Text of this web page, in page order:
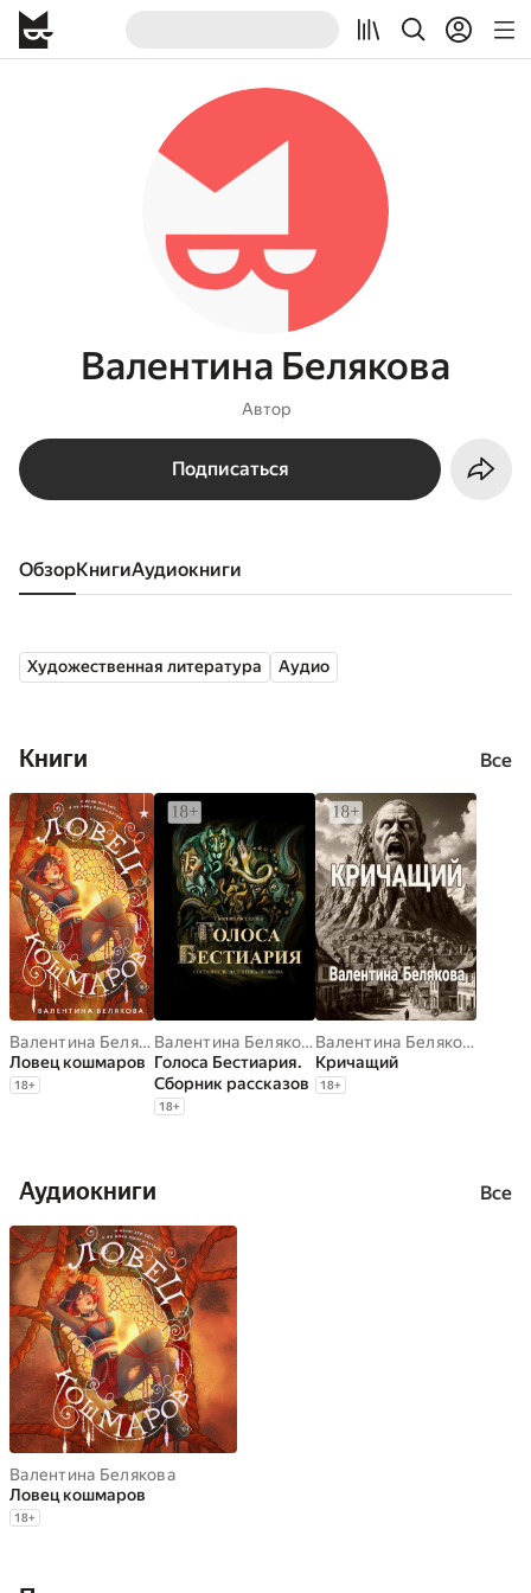
Валентина Белякова
Автор
Подписаться
Обзор книги аудиокниги
Художественная литература Аудио
Книги Все
Валентина Белякова
Ловец кошмаров
18+
Валентина Белякова ,Сергей Филиппов,
Голоса Бестиария.
Сборник рассказов
18+
Валентина Белякова
Кричащий
18+
Аудиокниги Все
Валентина Белякова
Ловец кошмаров
18+